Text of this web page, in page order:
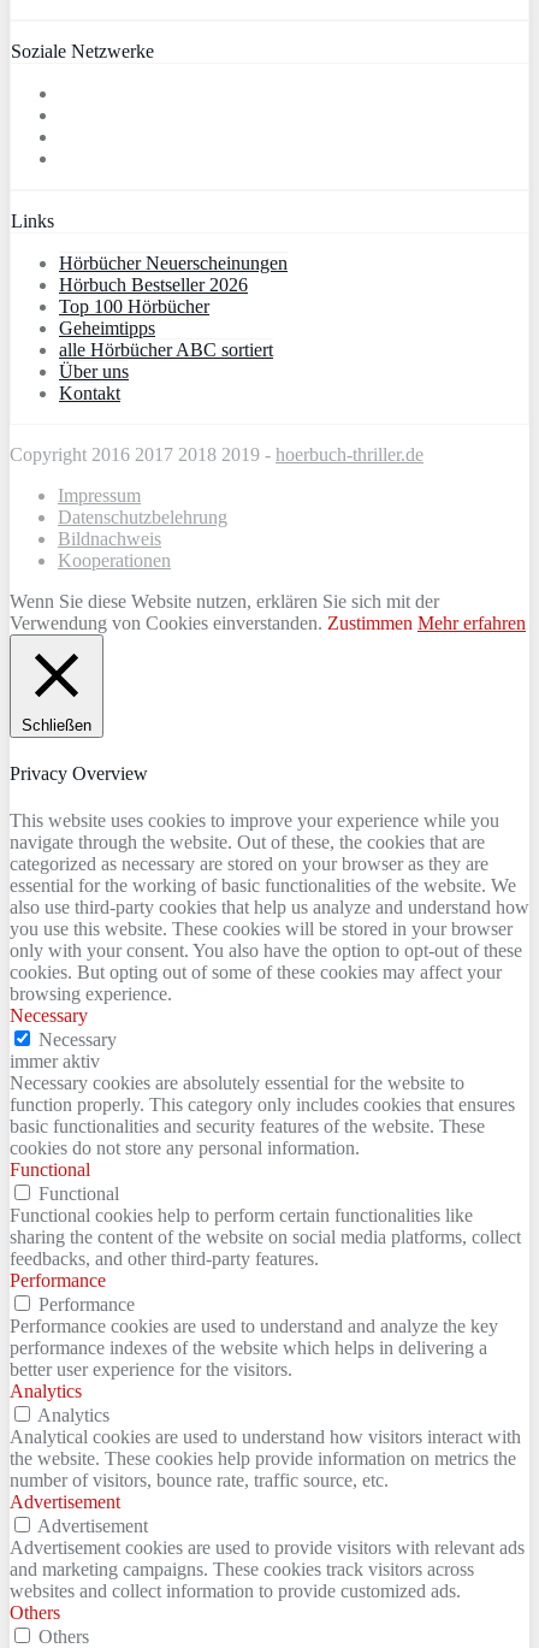
Soziale Netzwerke
Links
Hörbücher Neuerscheinungen
Hörbuch Bestseller 2026
Top 100 Hörbücher
Geheimtipps
alle Hörbücher ABC sortiert
Über uns
Kontakt
Copyright 2016 2017 2018 2019 - hoerbuch-thriller.de
Impressum
Datenschutzbelehrung
Bildnachweis
Kooperationen
Wenn Sie diese Website nutzen, erklären Sie sich mit der
Verwendung von Cookies einverstanden. Zustimmen Mehr erfahren
Schließen
Privacy Overview
This website uses cookies to improve your experience while you
navigate through the website. Out of these, the cookies that are
categorized as necessary are stored on your browser as they are
essential for the working of basic functionalities of the website. We
also use third-party cookies that help us analyze and understand how
you use this website. These cookies will be stored in your browser
only with your consent. You also have the option to opt-out of these
cookies. But opting out of some of these cookies may affect your
browsing experience.
Necessary
Necessary
immer aktiv
Necessary cookies are absolutely essential for the website to
function properly. This category only includes cookies that ensures
basic functionalities and security features of the website. These
cookies do not store any personal information.
Functional
Functional
Functional cookies help to perform certain functionalities like
sharing the content of the website on social media platforms, collect
feedbacks, and other third-party features.
Performance
Performance
Performance cookies are used to understand and analyze the key
performance indexes of the website which helps in delivering a
better user experience for the visitors.
Analytics
Analytics
Analytical cookies are used to understand how visitors interact with
the website. These cookies help provide information on metrics the
number of visitors, bounce rate, traffic source, etc.
Advertisement
Advertisement
Advertisement cookies are used to provide visitors with relevant ads
and marketing campaigns. These cookies track visitors across
websites and collect information to provide customized ads.
Others
Others